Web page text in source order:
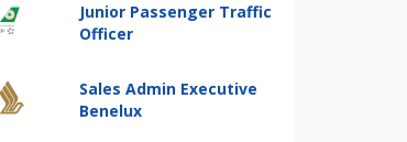
Junior Passenger Traffic
Officer
Sales Admin Executive
Benelux